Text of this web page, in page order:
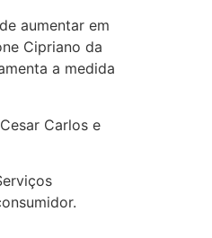
aumentar em
Cipriano da
a medida
Carlos e